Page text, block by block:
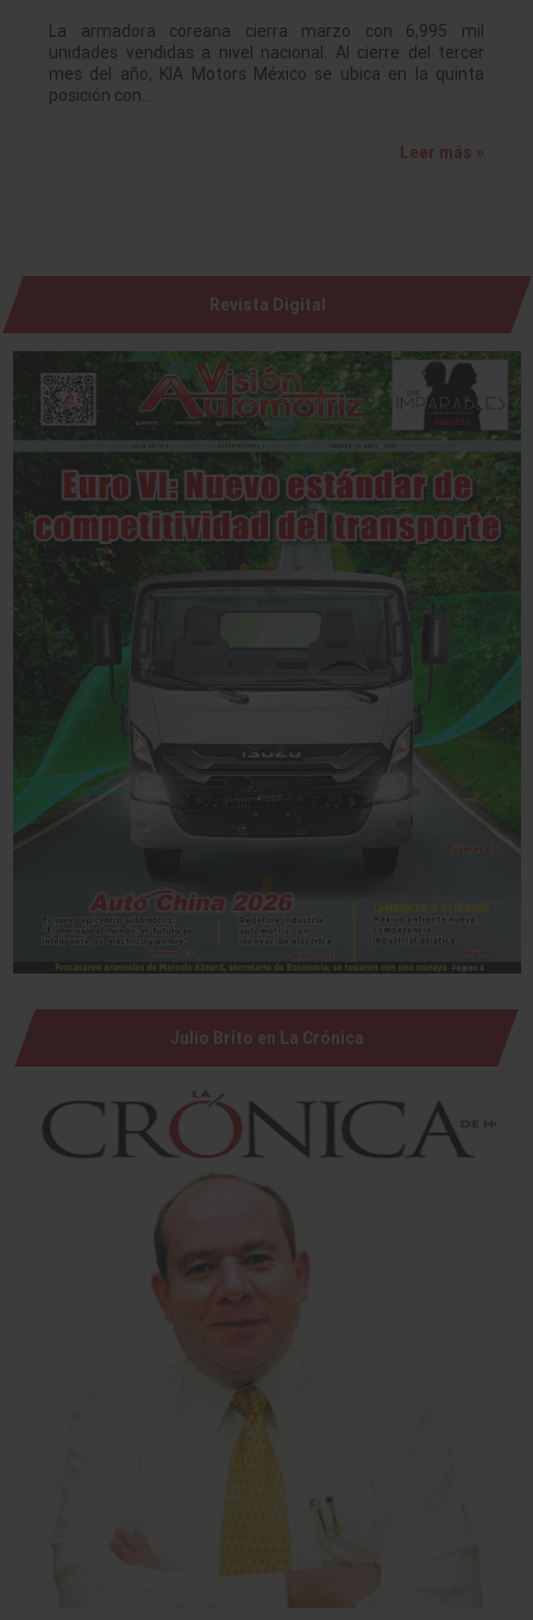
La armadora coreana cierra marzo con 6,995 mil
unidades vendidas a nivel nacional. Al cierre del tercer
mes del año, KIA Motors México se ubica en la quinta
posición con…
Leer más »
Revista Digital
Julio Brito en La Crónica